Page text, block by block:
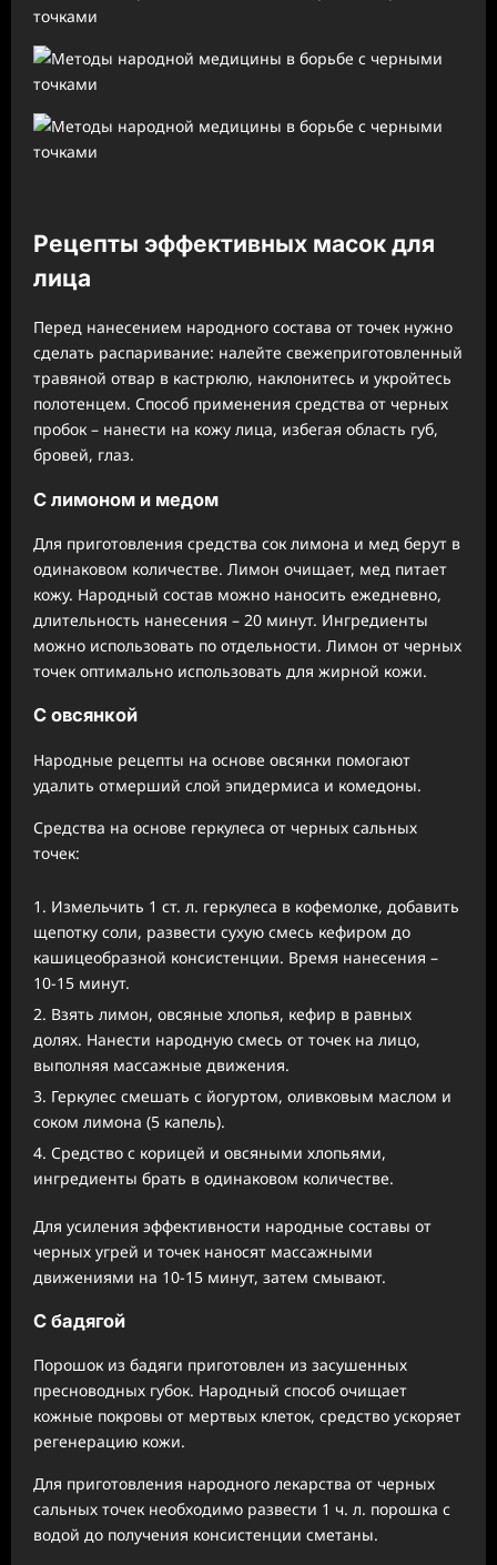
Рецепты эффективных масок для
лица
Перед нанесением народного состава от точек нужно
сделать распаривание: налейте свежеприготовленный
травяной отвар в кастрюлю, наклонитесь и укройтесь
полотенцем. Способ применения средства от черных
пробок – нанести на кожу лица, избегая область губ,
бровей, глаз.
С лимоном и медом
Для приготовления средства сок лимона и мед берут в
одинаковом количестве. Лимон очищает, мед питает
кожу. Народный состав можно наносить ежедневно,
длительность нанесения – 20 минут. Ингредиенты
можно использовать по отдельности. Лимон от черных
точек оптимально использовать для жирной кожи.
С овсянкой
Народные рецепты на основе овсянки помогают
удалить отмерший слой эпидермиса и комедоны.
Средства на основе геркулеса от черных сальных
точек:
Измельчить 1 ст. л. геркулеса в кофемолке, добавить
щепотку соли, развести сухую смесь кефиром до
кашицеобразной консистенции. Время нанесения –
10-15 минут.
Взять лимон, овсяные хлопья, кефир в равных
долях. Нанести народную смесь от точек на лицо,
выполняя массажные движения.
Геркулес смешать с йогуртом, оливковым маслом и
соком лимона (5 капель).
Средство с корицей и овсяными хлопьями,
ингредиенты брать в одинаковом количестве.
Для усиления эффективности народные составы от
черных угрей и точек наносят массажными
движениями на 10-15 минут, затем смывают.
С бадягой
Порошок из бадяги приготовлен из засушенных
пресноводных губок. Народный способ очищает
кожные покровы от мертвых клеток, средство ускоряет
регенерацию кожи.
Для приготовления народного лекарства от черных
сальных точек необходимо развести 1 ч. л. порошка с
водой до получения консистенции сметаны.